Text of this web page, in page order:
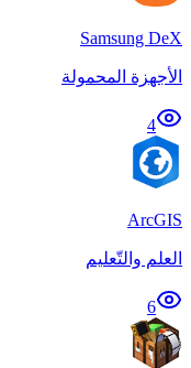
Samsung DeX
الأجهزة المحمولة
4
ArcGIS
العلم والتّعليم
6